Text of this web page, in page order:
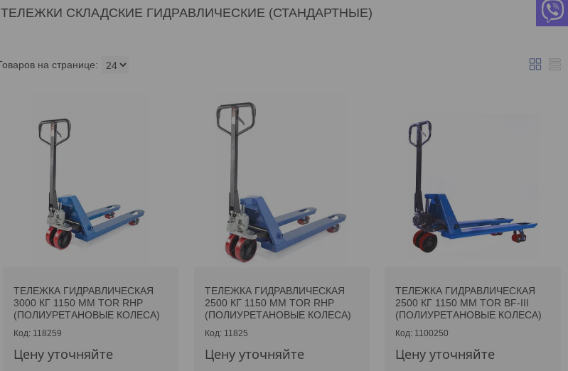
ТЕЛЕЖКИ СКЛАДСКИЕ ГИДРАВЛИЧЕСКИЕ (СТАНДАРТНЫЕ)
ТЕЛЕЖКА ГИДРАВЛИЧЕСКАЯ
3000 КГ 1150 ММ TOR RHP
(ПОЛИУРЕТАНОВЫЕ КОЛЕСА)
118259
Цену уточняйте
ТЕЛЕЖКА ГИДРАВЛИЧЕСКАЯ
2500 КГ 1150 ММ TOR RHP
(ПОЛИУРЕТАНОВЫЕ КОЛЕСА)
11825
Цену уточняйте
ТЕЛЕЖКА ГИДРАВЛИЧЕСКАЯ
2500 КГ 1150 ММ TOR BF-III
(ПОЛИУРЕТАНОВЫЕ КОЛЕСА)
1100250
Цену уточняйте